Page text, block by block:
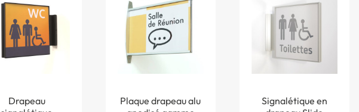
Drapeau
Plaque drapeau alu
Signalétique en